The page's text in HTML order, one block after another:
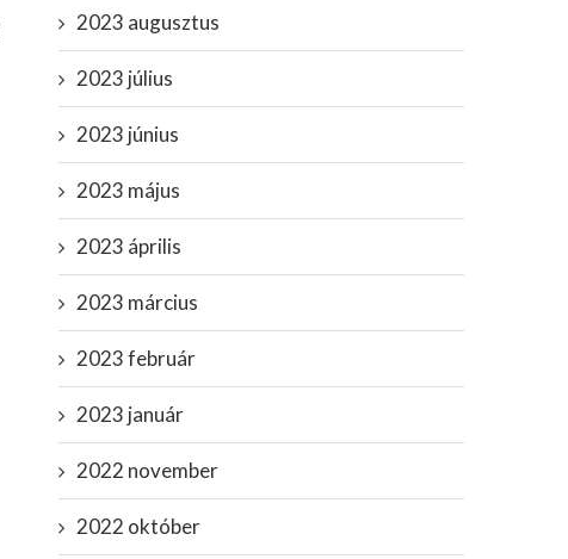
2023 augusztus
2023 július
2023 június
2023 május
2023 április
2023 március
2023 február
2023 január
2022 november
2022 október